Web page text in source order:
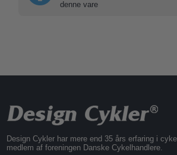
denne vare
Design Cykler har mere end 35 års erfaring i
medlem af foreningen Danske Cykelhandlere.